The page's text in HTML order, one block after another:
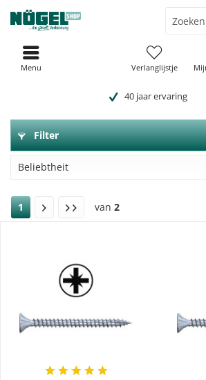
40 jaar ervaring
Verlanglijstje
Menu
Filter
1 van 2